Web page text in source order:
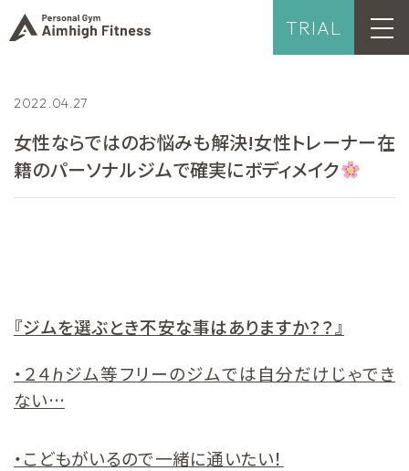
TRIAL
2022.04.27
女性ならではのお悩みも解決!女性トレーナー在
籍のパーソナルジムで確実にボディメイク
『ジムを選ぶとき不安な事はありますか？？』
・２４ℎジム等フリーのジムでは自分だけじゃでき
ない…
・こどもがいるので一緒に通いたい！